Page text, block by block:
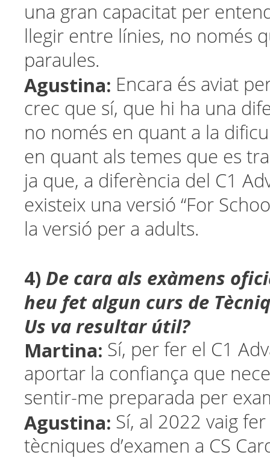
una gran capacitat per
llegir entre línies, no només
paraules.
Agustina: Encara és aviat
crec que sí, que hi ha una
no només en quant a la
en quant als temes que es
ja que, a diferència del C1
existeix una versió “For
la versió per a adults.
4) De cara als exàmens
heu fet algun curs de
Us va resultar útil?
Martina: Sí, per fer el C1
aportar la confiança que
sentir-me preparada per
Agustina: Sí, al 2022 vaig
tècniques d’examen a CS